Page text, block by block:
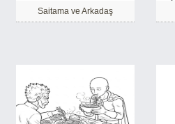
Saitama ve Arkadaş